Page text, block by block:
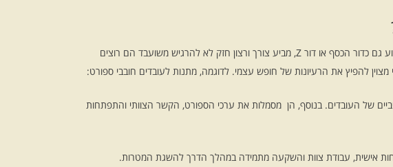
המציאות העובדתית בתחום העבודה השתנתה באופן משמעותי במהלך השנים האחרונות. הדור המודרני של עובדים, הידוע גם כדור הכסף או דור Z, מביע צורך ורצון חזק לא להרגיש משועבד הם רוצים
להפיץ את הרעיונות של חופש עצמי. לדוגמה, מתנות לעובדים חובבי ספורט:
של העובדים. בנוסף, הן מסמלות את ערכי הספורט, הקשר הצוותי והתפתחות
אישית, עבודת צוות והשקעה מתמידה במהלך הדרך להשגת המטרות.